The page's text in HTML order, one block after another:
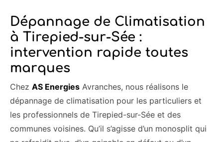
Dépannage de Climatisation
à Tirepied-sur-Sée :
intervention rapide toutes
marques
Chez AS Energies Avranches, nous réalisons le
dépannage de climatisation pour les particuliers et
les professionnels de Tirepied-sur-Sée et des
communes voisines. Qu’il s’agisse d’un monosplit qui